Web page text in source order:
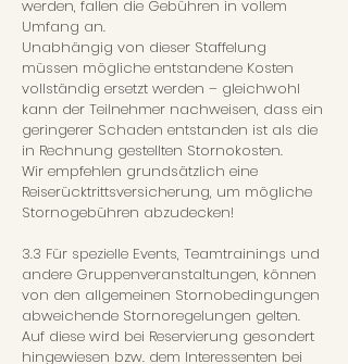
werden, fallen die Gebühren in vollem
Umfang an.
Unabhängig von dieser Staffelung
müssen mögliche entstandene Kosten
vollständig ersetzt werden – gleichwohl
kann der Teilnehmer nachweisen, dass ein
geringerer Schaden entstanden ist als die
in Rechnung gestellten Stornokosten.
Wir empfehlen grundsätzlich eine
Reiserücktrittsversicherung, um mögliche
Stornogebühren abzudecken!
3.3 Für spezielle Events, Teamtrainings und
andere Gruppenveranstaltungen, können
von den allgemeinen Stornobedingungen
abweichende Stornoregelungen gelten.
Auf diese wird bei Reservierung gesondert
hingewiesen bzw. dem Interessenten bei